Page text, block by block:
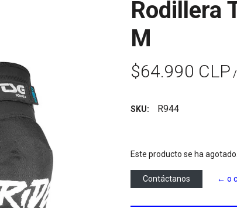
Rodillera
M
$64.990 CLP
SKU: R944
Este producto se ha
Contáctanos ← o